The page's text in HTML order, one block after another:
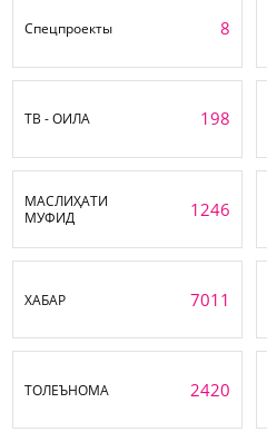
Спецпроекты 8
ТВ - ОИЛА 198
МАСЛИҲАТИ
МУФИД
1246
ХАБАР 7011
ТОЛЕЪНОМА 2420